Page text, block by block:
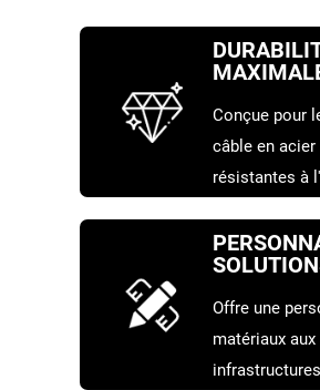
Conçue pour
câble en
résistantes à
Offre une
matériaux